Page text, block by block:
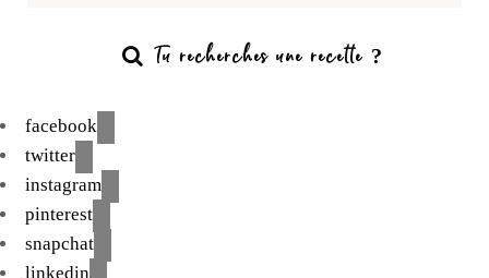
facebook
twitter
instagram
pinterest
snapchat
linkedin